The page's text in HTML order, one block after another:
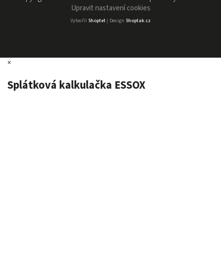
Upravit nastavení cookies
Vytvořil Shoptet| Design Shoptak.cz
×
Splátková kalkulačka ESSOX